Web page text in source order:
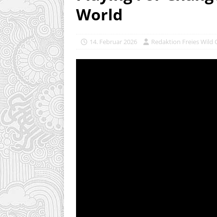
World
14. Februar 2026 Redaktion Freies Wild